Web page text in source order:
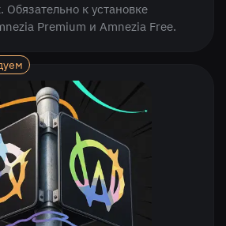
Обязательно к установке
Premium и Amnezia Free.